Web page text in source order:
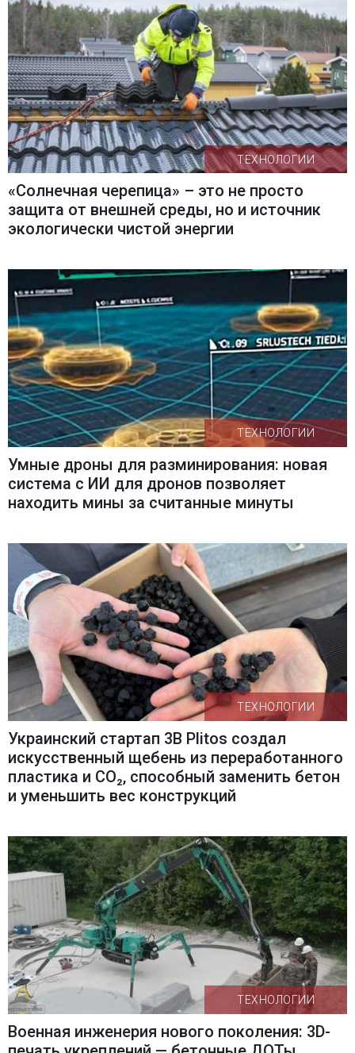
ТЕХНОЛОГИИ
«Солнечная черепица» – это не просто
защита от внешней среды, но и источник
экологически чистой энергии
ТЕХНОЛОГИИ
Умные дроны для разминирования: новая
система с ИИ для дронов позволяет
находить мины за считанные минуты
ТЕХНОЛОГИИ
Украинский стартап 3B Plitos создал
искусственный щебень из переработанного
пластика и CO₂, способный заменить бетон
и уменьшить вес конструкций
ТЕХНОЛОГИИ
Военная инженерия нового поколения: 3D-